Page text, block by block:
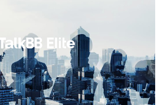
非盈利组织